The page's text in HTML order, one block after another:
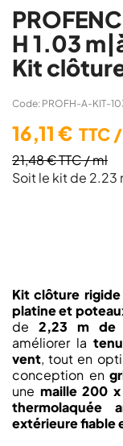
H 1.03
Kit
Code: PROFH-A-KIT-
16,11 € TTC
21,48 €TTC/ ml
Soit le kit de 2.23
Kit clôture rigide
platine et
de2,23 m de
améliorer la
vent, tout en
conception en
une maille 200
thermolaquée
extérieure fiable